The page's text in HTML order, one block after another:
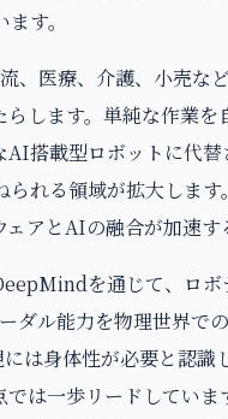
す。
、医療、介護、小売
します。単純な作業
搭載型ロボットに代
れる領域が拡大しま
アとAIの融合が加速す
を通じて、ロ
ダル能力を物理世界で
は身体性が必要と認
では一歩リードしてい